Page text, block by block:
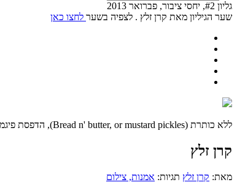
גליון #2, יחסי ציבור, פברואר 2013
שער הגיליון מאת קרן זלץ . לצפיה בשער לחצו כאן
ללא כותרת (Bread n' butter, or mustard pickles), הדפסת פיגמנט ארכיונית, 2009
קרן זלץ
מאת: קרן זלץ תגיות: אמנות, צילום